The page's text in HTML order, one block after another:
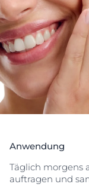
Anwendung
Täglich morgens
auftragen und